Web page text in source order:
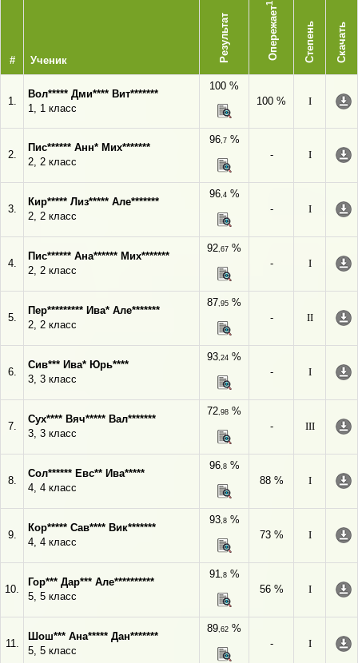
# Ученик Результат Опережает
1
Степень Скачать
1.
Вол***** Дми**** Вит*******
1, 1 класс
100 %
100 %
I
2.
Пис****** Анн* Мих*******
2, 2 класс
96,7%
-
I
3.
Кир***** Лиз***** Але*******
2, 2 класс
96,4%
-
I
4.
Пис****** Ана****** Мих*******
2, 2 класс
92,67 %
-
I
5.
Пер********* Ива* Але*******
2, 2 класс
87,95 %
-
II
6.
Сив*** Ива* Юрь****
3, 3 класс
93,24 %
-
I
7.
Сух**** Вяч***** Вал*******
3, 3 класс
72,98 %
-
III
8.
Сол****** Евс** Ива*****
4, 4 класс
96,8%
88 %
I
9.
Кор***** Сав**** Вик*******
4, 4 класс
93,8%
73 %
I
10.
Гор*** Дар*** Але**********
5, 5 класс
91,8%
56 %
I
11.
Шош*** Ана***** Дан*******
5, 5 класс
89,62 %
-
I